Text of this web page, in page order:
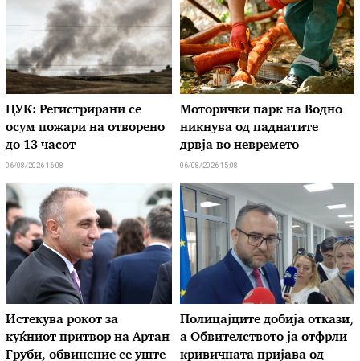
ЦУК: Регистрирани се
осум пожари на отворено
до 13 часот
06/08/2026 16:08
Моторички парк на Водно
никнува од паднатите
дрвја во невремето
06/08/2026 15:08
Истекува рокот за
куќниот притвор на Артан
Груби, обвинение се уште
Полицајците добија откази,
а Обвителството ја отфрли
кривичната пријава од